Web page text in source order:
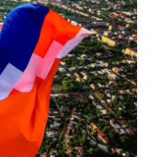
նախագծի
77